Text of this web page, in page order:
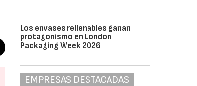
Los envases rellenables ganan
protagonismo en London
Packaging Week 2026
EMPRESAS DESTACADAS